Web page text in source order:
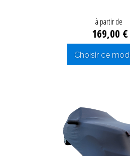
à partir de
169,00 €
Choisir ce